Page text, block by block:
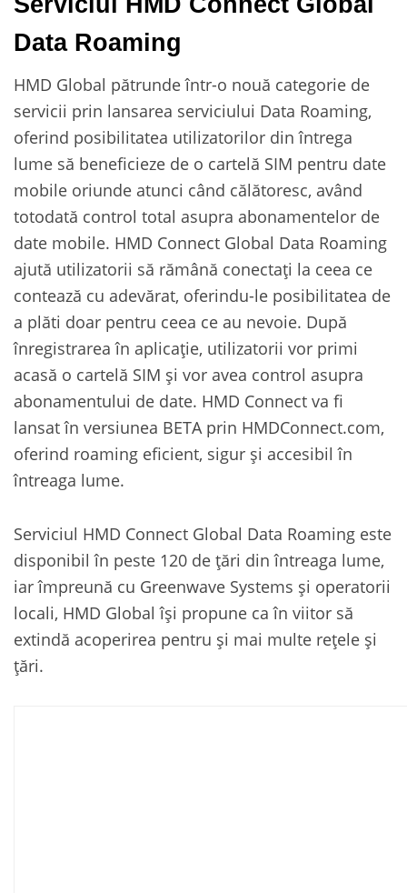
Data Roaming
HMD Global pătrunde într-o nouă categorie de
servicii prin lansarea serviciului Data Roaming,
oferind posibilitatea utilizatorilor din întrega
lume să beneficieze de o cartelă SIM pentru date
mobile oriunde atunci când călătoresc, având
totodată control total asupra abonamentelor de
date mobile. HMD Connect Global Data Roaming
ajută utilizatorii să rămână conectați la ceea ce
contează cu adevărat, oferindu-le posibilitatea de
a plăti doar pentru ceea ce au nevoie. După
înregistrarea în aplicație, utilizatorii vor primi
acasă o cartelă SIM și vor avea control asupra
abonamentului de date. HMD Connect va fi
lansat în versiunea BETA prin HMDConnect.com,
oferind roaming eficient, sigur și accesibil în
întreaga lume.
Serviciul HMD Connect Global Data Roaming este
disponibil în peste 120 de țări din întreaga lume,
iar împreună cu Greenwave Systems și operatorii
locali, HMD Global își propune ca în viitor să
extindă acoperirea pentru și mai multe rețele și
țări.